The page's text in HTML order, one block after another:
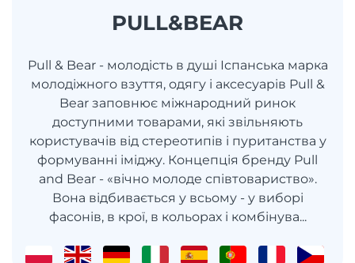
PULL&BEAR
Pull & Bear - молодість в душі Іспанська марка
молодіжного взуття, одягу і аксесуарів Pull &
Bear заповнює міжнародний ринок
доступними товарами, які звільняють
користувачів від стереотипів і пуританства у
формуванні іміджу. Концепція бренду Pull
and Bear - «вічно молоде співтовариство».
Вона відбивається у всьому - у виборі
фасонів, в крої, в кольорах і комбінува...